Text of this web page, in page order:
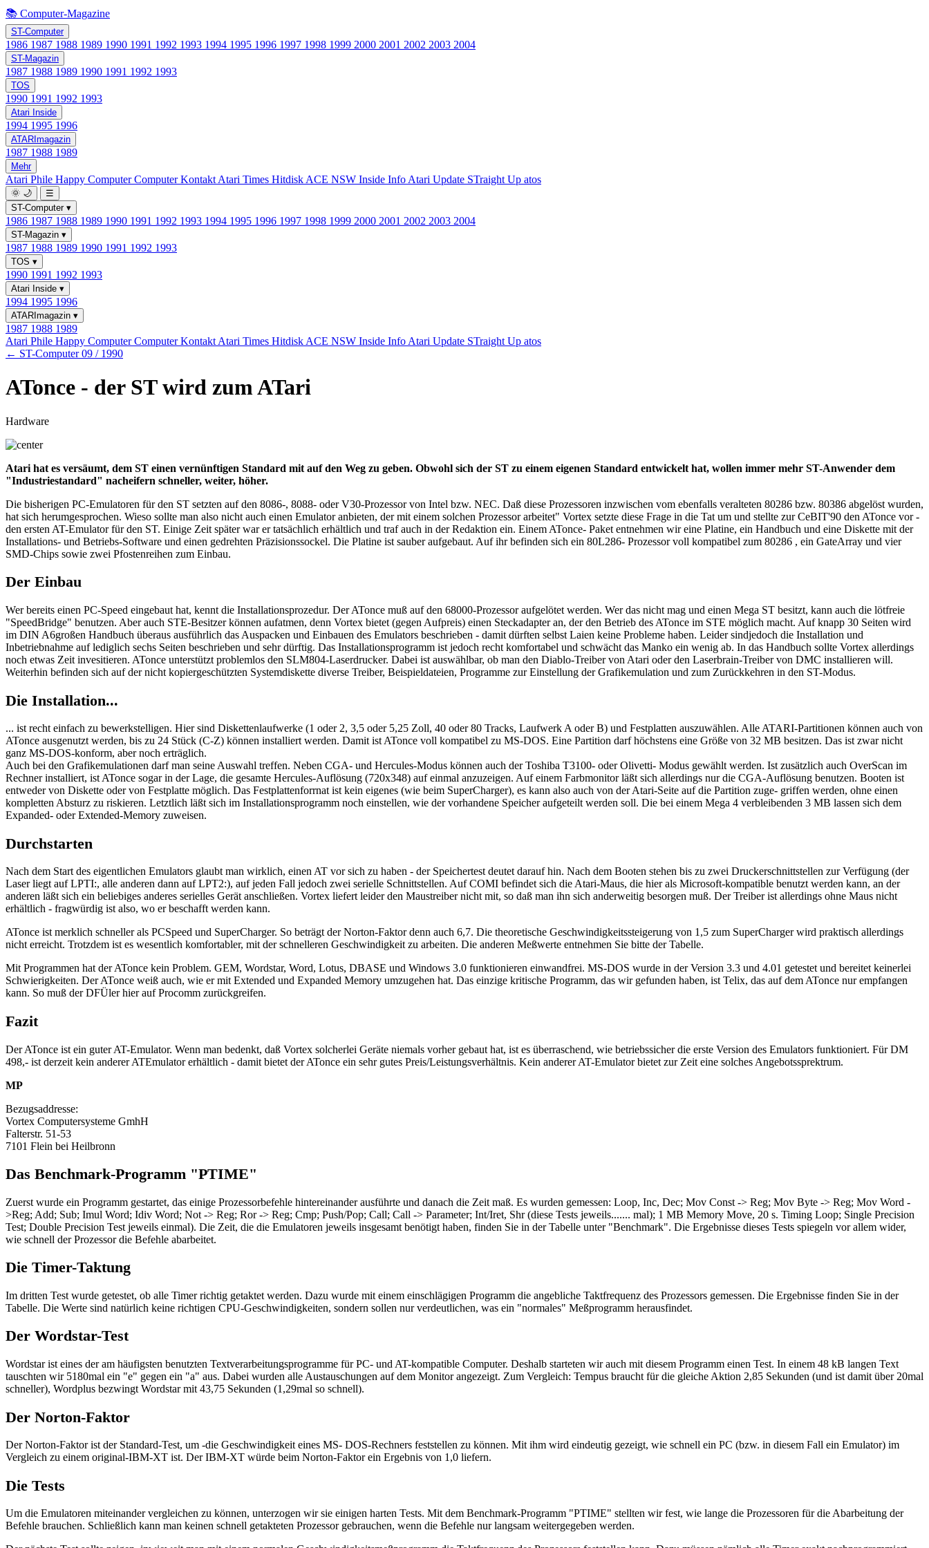
📚 Computer-Magazine
ST-Computer
1986 1987 1988 1989 1990 1991 1992 1993 1994 1995 1996 1997 1998 1999 2000 2001 2002 2003 2004
ST-Magazin
1987 1988 1989 1990 1991 1992 1993
TOS
1990 1991 1992 1993
Atari Inside
1994 1995 1996
ATARImagazin
1987 1988 1989
Mehr
Atari Phile Happy ComputerComputer Kontakt Atari Times Hitdisk ACE NSW Inside Info Atari Update STraight Up atos
🌞 🌙
☰
ST-Computer ▾
1986 1987 1988 1989 1990 1991 1992 1993 1994 1995 1996 1997 1998 1999 2000 2001 2002 2003 2004
ST-Magazin ▾
1987 1988 1989 1990 1991 1992 1993
TOS ▾
1990 1991 1992 1993
Atari Inside ▾
1994 1995 1996
ATARImagazin ▾
1987 1988 1989
Atari Phile Happy ComputerComputer Kontakt Atari Times Hitdisk ACE NSW Inside Info Atari Update STraight Up atos
← ST-Computer 09 / 1990
ATonce - der ST wird zum ATari
Hardware
Atari hat es versäumt, dem ST einen vernünftigen Standard mit auf den Weg zu geben. Obwohl sich der ST zu einem eigenen Standard entwickelt hat, wollen immer mehr ST-Anwender dem
"Industriestandard" nacheifern schneller, weiter, höher.
Die bisherigen PC-Emulatoren für den ST setzten auf den 8086-, 8088- oder V30-Prozessor von Intel bzw. NEC. Daß diese Prozessoren inzwischen vom ebenfalls veralteten 80286 bzw. 80386 abgelöst wurden,
hat sich herumgesprochen. Wieso sollte man also nicht auch einen Emulator anbieten, der mit einem solchen Prozessor arbeitet" Vortex setzte diese Frage in die Tat um und stellte zur CeBIT'90 den ATonce vor -
den ersten AT-Emulator für den ST. Einige Zeit später war er tatsächlich erhältlich und traf auch in der Redaktion ein. Einem ATonce- Paket entnehmen wir eine Platine, ein Handbuch und eine Diskette mit der
Installations- und Betriebs-Software und einen gedrehten Präzisionssockel. Die Platine ist sauber aufgebaut. Auf ihr befinden sich ein 80L286- Prozessor voll kompatibel zum 80286 , ein GateArray und vier
SMD-Chips sowie zwei Pfostenreihen zum Einbau.
Der Einbau
Wer bereits einen PC-Speed eingebaut hat, kennt die Installationsprozedur. Der ATonce muß auf den 68000-Prozessor aufgelötet werden. Wer das nicht mag und einen Mega ST besitzt, kann auch die lötfreie
"SpeedBridge" benutzen. Aber auch STE-Besitzer können aufatmen, denn Vortex bietet (gegen Aufpreis) einen Steckadapter an, der den Betrieb des ATonce im STE möglich macht. Auf knapp 30 Seiten wird
im DIN A6großen Handbuch überaus ausführlich das Auspacken und Einbauen des Emulators beschrieben - damit dürften selbst Laien keine Probleme haben. Leider sindjedoch die Installation und
Inbetriebnahme auf lediglich sechs Seiten beschrieben und sehr dürftig. Das Installationsprogramm ist jedoch recht komfortabel und schwächt das Manko ein wenig ab. In das Handbuch sollte Vortex allerdings
noch etwas Zeit invesitieren. ATonce unterstützt problemlos den SLM804-Laserdrucker. Dabei ist auswählbar, ob man den Diablo-Treiber von Atari oder den Laserbrain-Treiber von DMC installieren will.
Weiterhin befinden sich auf der nicht kopiergeschützten Systemdiskette diverse Treiber, Beispieldateien, Programme zur Einstellung der Grafikemulation und zum Zurückkehren in den ST-Modus.
Die Installation...
... ist recht einfach zu bewerkstelligen. Hier sind Diskettenlaufwerke (1 oder 2, 3,5 oder 5,25 Zoll, 40 oder 80 Tracks, Laufwerk A oder B) und Festplatten auszuwählen. Alle ATARI-Partitionen können auch von
ATonce ausgenutzt werden, bis zu 24 Stück (C-Z) können installiert werden. Damit ist ATonce voll kompatibel zu MS-DOS. Eine Partition darf höchstens eine Größe von 32 MB besitzen. Das ist zwar nicht
ganz MS-DOS-konform, aber noch erträglich.
Auch bei den Grafikemulationen darf man seine Auswahl treffen. Neben CGA- und Hercules-Modus können auch der Toshiba T3100- oder Olivetti- Modus gewählt werden. Ist zusätzlich auch OverScan im
Rechner installiert, ist ATonce sogar in der Lage, die gesamte Hercules-Auflösung (720x348) auf einmal anzuzeigen. Auf einem Farbmonitor läßt sich allerdings nur die CGA-Auflösung benutzen. Booten ist
entweder von Diskette oder von Festplatte möglich. Das Festplattenforrnat ist kein eigenes (wie beim SuperCharger), es kann also auch von der Atari-Seite auf die Partition zuge- griffen werden, ohne einen
kompletten Absturz zu riskieren. Letztlich läßt sich im Installationsprogramm noch einstellen, wie der vorhandene Speicher aufgeteilt werden soll. Die bei einem Mega 4 verbleibenden 3 MB lassen sich dem
Expanded- oder Extended-Memory zuweisen.
Durchstarten
Nach dem Start des eigentlichen Emulators glaubt man wirklich, einen AT vor sich zu haben - der Speichertest deutet darauf hin. Nach dem Booten stehen bis zu zwei Druckerschnittstellen zur Verfügung (der
Laser liegt auf LPTI:, alle anderen dann auf LPT2:), auf jeden Fall jedoch zwei serielle Schnittstellen. Auf COMI befindet sich die Atari-Maus, die hier als Microsoft-kompatible benutzt werden kann, an der
anderen läßt sich ein beliebiges anderes serielles Gerät anschließen. Vortex liefert leider den Maustreiber nicht mit, so daß man ihn sich anderweitig besorgen muß. Der Treiber ist allerdings ohne Maus nicht
erhältlich - fragwürdig ist also, wo er beschafft werden kann.
ATonce ist merklich schneller als PCSpeed und SuperCharger. So beträgt der Norton-Faktor denn auch 6,7. Die theoretische Geschwindigkeitssteigerung von 1,5 zum SuperCharger wird praktisch allerdings
nicht erreicht. Trotzdem ist es wesentlich komfortabler, mit der schnelleren Geschwindigkeit zu arbeiten. Die anderen Meßwerte entnehmen Sie bitte der Tabelle.
Mit Programmen hat der ATonce kein Problem. GEM, Wordstar, Word, Lotus, DBASE und Windows 3.0 funktionieren einwandfrei. MS-DOS wurde in der Version 3.3 und 4.01 getestet und bereitet keinerlei
Schwierigkeiten. Der ATonce weiß auch, wie er mit Extended und Expanded Memory umzugehen hat. Das einzige kritische Programm, das wir gefunden haben, ist Telix, das auf dem ATonce nur empfangen
kann. So muß der DFÜler hier auf Procomm zurückgreifen.
Fazit
Der ATonce ist ein guter AT-Emulator. Wenn man bedenkt, daß Vortex solcherlei Geräte niemals vorher gebaut hat, ist es überraschend, wie betriebssicher die erste Version des Emulators funktioniert. Für DM
498,- ist derzeit kein anderer ATEmulator erhältlich - damit bietet der ATonce ein sehr gutes Preis/Leistungsverhältnis. Kein anderer AT-Emulator bietet zur Zeit eine solches Angebotssprektrum.
MP
Bezugsaddresse:
Vortex Computersysteme GmhH
Falterstr. 51-53
7101 Flein bei Heilbronn
Das Benchmark-Programm "PTIME"
Zuerst wurde ein Programm gestartet, das einige Prozessorbefehle hintereinander ausführte und danach die Zeit maß. Es wurden gemessen: Loop, Inc, Dec; Mov Const -> Reg; Mov Byte -> Reg; Mov Word -
>Reg; Add; Sub; Imul Word; Idiv Word; Not -> Reg; Ror -> Reg; Cmp; Push/Pop; Call; Call -> Parameter; Int/Iret, Shr (diese Tests jeweils....... mal); 1 MB Memory Move, 20 s. Timing Loop; Single Precision
Test; Double Precision Test jeweils einmal). Die Zeit, die die Emulatoren jeweils insgesamt benötigt haben, finden Sie in der Tabelle unter "Benchmark". Die Ergebnisse dieses Tests spiegeln vor allem wider,
wie schnell der Prozessor die Befehle abarbeitet.
Die Timer-Taktung
Im dritten Test wurde getestet, ob alle Timer richtig getaktet werden. Dazu wurde mit einem einschlägigen Programm die angebliche Taktfrequenz des Prozessors gemessen. Die Ergebnisse finden Sie in der
Tabelle. Die Werte sind natürlich keine richtigen CPU-Geschwindigkeiten, sondern sollen nur verdeutlichen, was ein "normales" Meßprogramm herausfindet.
Der Wordstar-Test
Wordstar ist eines der am häufigsten benutzten Textverarbeitungsprogramme für PC- und AT-kompatible Computer. Deshalb starteten wir auch mit diesem Programm einen Test. In einem 48 kB langen Text
tauschten wir 5180mal ein "e" gegen ein "a" aus. Dabei wurden alle Austauschungen auf dem Monitor angezeigt. Zum Vergleich: Tempus braucht für die gleiche Aktion 2,85 Sekunden (und ist damit über 20mal
schneller), Wordplus bezwingt Wordstar mit 43,75 Sekunden (1,29mal so schnell).
Der Norton-Faktor
Der Norton-Faktor ist der Standard-Test, um -die Geschwindigkeit eines MS- DOS-Rechners feststellen zu können. Mit ihm wird eindeutig gezeigt, wie schnell ein PC (bzw. in diesem Fall ein Emulator) im
Vergleich zu einem original-IBM-XT ist. Der IBM-XT würde beim Norton-Faktor ein Ergebnis von 1,0 liefern.
Die Tests
Um die Emulatoren miteinander vergleichen zu können, unterzogen wir sie einigen harten Tests. Mit dem Benchmark-Programm "PTIME" stellten wir fest, wie lange die Prozessoren für die Abarbeitung der
Befehle brauchen. Schließlich kann man keinen schnell getakteten Prozessor gebrauchen, wenn die Befehle nur langsam weitergegeben werden.